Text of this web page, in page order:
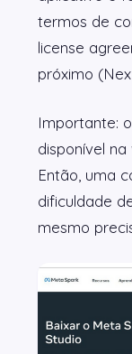
termos de
license
próximo
Importante:
disponível
Então, uma
dificuldade
mesmo